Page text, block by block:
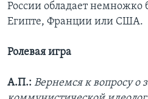
России обладает немножко
Египте, Франции или США.
Ролевая игра
А.П.: Вернемся к вопросу о